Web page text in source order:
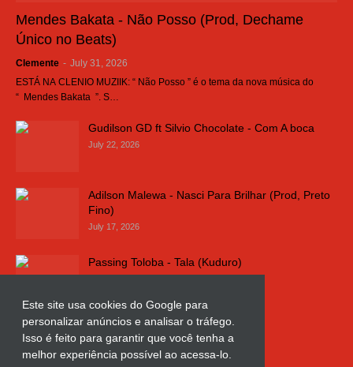
Este site usa cookies do Google para
personalizar anúncios e analisar o tráfego.
Isso é feito para garantir que você tenha a
melhor experiência possível ao acessa-lo.
Mendes Bakata - Não Posso (Prod, Dechame
Único no Beats)
Clemente - July 31, 2026
ESTÁ NA CLENIO MUZIIK: “ Não Posso ” é o tema da nova música do
“ Mendes Bakata ”. S…
Gudilson GD ft Silvio Chocolate - Com A boca
July 22, 2026
Adilson Malewa - Nasci Para Brilhar (Prod, Preto
Fino)
July 17, 2026
Passing Toloba - Tala (Kuduro)
Russo k - Ligação da Comarca
July 11, 2026